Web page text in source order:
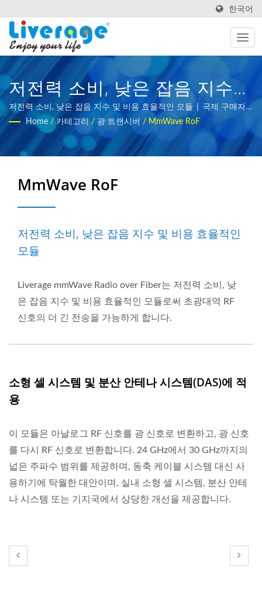
한국어
저전력 소비, 낮은 잡음 지수
및 비용 효율적인 모듈 | 5G
네트워크를 위한 고성능 광섬
유 트랜시버
저전력 소비, 낮은 잡음 지수 및 비용 효율적인 모듈 | 국제 구매자
를 위한 광섬유 측정 장비
Home / 카테고리 / 광 트랜시버 / MmWave RoF
MmWave RoF
저전력 소비, 낮은 잡음 지수 및 비용 효율적인
모듈
Liverage mmWave Radio over Fiber는 저전력 소비, 낮
은 잡음 지수 및 비용 효율적인 모듈로써 초광대역 RF
신호의 더 긴 전송을 가능하게 합니다.
소형 셀 시스템 및 분산 안테나 시스템(DAS)에 적
용
이 모듈은 아날로그 RF 신호를 광 신호로 변환하고, 광 신호
를 다시 RF 신호로 변환합니다. 24 GHz에서 30 GHz까지의
넓은 주파수 범위를 제공하며, 동축 케이블 시스템 대신 사
용하기에 탁월한 대안이며, 실내 소형 셀 시스템, 분산 안테
나 시스템 또는 기지국에서 상당한 개선을 제공합니다.